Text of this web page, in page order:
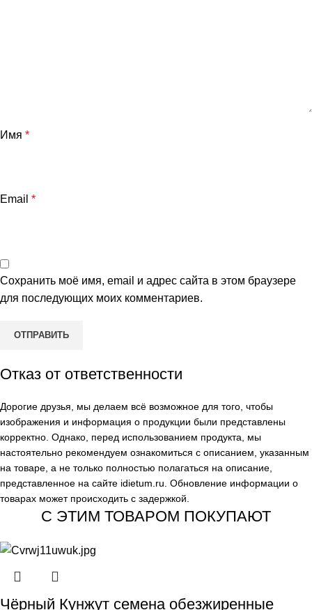
Имя *
Email *
Сохранить моё имя, email и адрес сайта в этом браузере
для последующих моих комментариев.
Отказ от ответственности
Дорогие друзья, мы делаем всё возможное для того, чтобы
изображения и информация о продукции были представлены
корректно. Однако, перед использованием продукта, мы
настоятельно рекомендуем ознакомиться с описанием, указанным
на товаре, а не только полностью полагаться на описание,
представленное на сайте idietum.ru . Обновление информации о
товарах может происходить с задержкой.
С ЭТИМ ТОВАРОМ ПОКУПАЮТ
Чёрный Кунжут семена обезжиренные